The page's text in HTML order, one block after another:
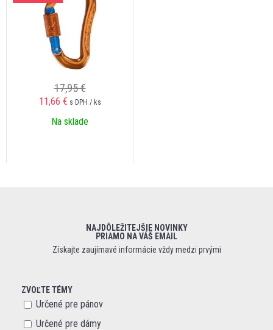
17,95 €
11,66 € s DPH / ks
Na sklade
NAJDÔLEŽITEJŠIE NOVINKY
PRIAMO NA VÁŠ EMAIL
Získajte zaujímavé informácie vždy medzi prvými
ZVOĽTE TÉMY
Určené pre pánov
Určené pre dámy